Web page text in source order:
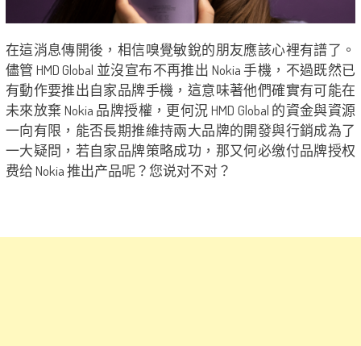
在這消息傳開後，相信嗅覺敏銳的朋友應該心裡有譜了。
儘管 HMD Global 並沒宣布不再推出 Nokia 手機，不過既然已
有動作要推出自家品牌手機，這意味著他們確實有可能在
未來放棄 Nokia 品牌授權，更何況 HMD Global 的資金與資源
一向有限，能否長期推維持兩大品牌的開發與行銷成為了
一大疑問，若自家品牌策略成功，那又何必缴付品牌授权
费给 Nokia 推出产品呢？您说对不对？